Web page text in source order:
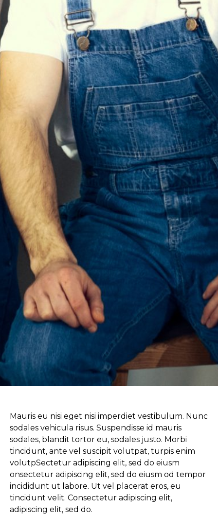
Mauris eu nisi eget nisi imperdiet vestibulum. Nunc
sodales vehicula risus. Suspendisse id mauris
sodales, blandit tortor eu, sodales justo. Morbi
tincidunt, ante vel suscipit volutpat, turpis enim
volutpSectetur adipiscing elit, sed do eiusm
onsectetur adipiscing elit, sed do eiusm od tempor
incididunt ut labore. Ut vel placerat eros, eu
tincidunt velit. Consectetur adipiscing elit,
adipiscing elit, sed do.